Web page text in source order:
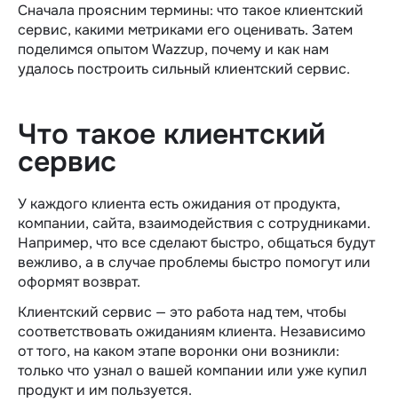
Сначала проясним термины: что такое клиентский
сервис, какими метриками его оценивать. Затем
поделимся опытом Wazzup, почему и как нам
удалось построить сильный клиентский сервис.
Что такое клиентский
сервис
У каждого клиента есть ожидания от продукта,
компании, сайта, взаимодействия с сотрудниками.
Например, что все сделают быстро, общаться будут
вежливо, а в случае проблемы быстро помогут или
оформят возврат.
Клиентский сервис — это работа над тем, чтобы
соответствовать ожиданиям клиента. Независимо
от того, на каком этапе воронки они возникли:
только что узнал о вашей компании или уже купил
продукт и им пользуется.